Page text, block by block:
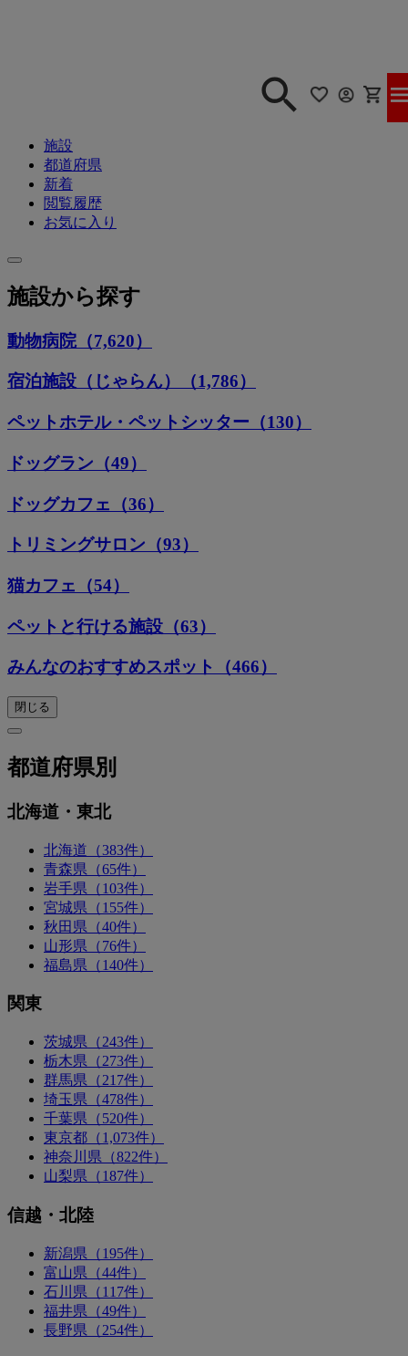
施設
都道府県
新着
閲覧履歴
お気に入り
施設から探す
動物病院（7,620）
宿泊施設（じゃらん）（1,786）
ペットホテル・ペットシッター（130）
ドッグラン（49）
ドッグカフェ（36）
トリミングサロン（93）
猫カフェ（54）
ペットと行ける施設（63）
みんなのおすすめスポット（466）
閉じる
都道府県別
北海道・東北
北海道（383件）
青森県（65件）
岩手県（103件）
宮城県（155件）
秋田県（40件）
山形県（76件）
福島県（140件）
関東
茨城県（243件）
栃木県（273件）
群馬県（217件）
埼玉県（478件）
千葉県（520件）
東京都（1,073件）
神奈川県（822件）
山梨県（187件）
信越・北陸
新潟県（195件）
富山県（44件）
石川県（117件）
福井県（49件）
長野県（254件）